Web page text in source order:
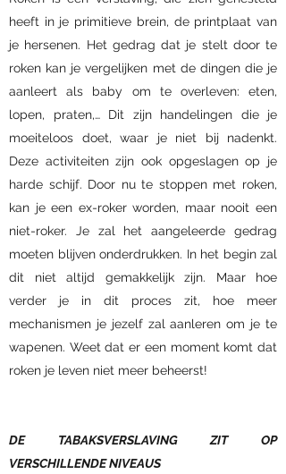
heeft in je primitieve brein, de printplaat van
je hersenen. Het gedrag dat je stelt door te
roken kan je vergelijken met de dingen die je
aanleert als baby om te overleven: eten,
lopen, praten,… Dit zijn handelingen die je
moeiteloos doet, waar je niet bij nadenkt.
Deze activiteiten zijn ook opgeslagen op je
harde schijf. Door nu te stoppen met roken,
kan je een ex-roker worden, maar nooit een
niet-roker. Je zal het aangeleerde gedrag
moeten blijven onderdrukken. In het begin zal
dit niet altijd gemakkelijk zijn. Maar hoe
verder je in dit proces zit, hoe meer
mechanismen je jezelf zal aanleren om je te
wapenen. Weet dat er een moment komt dat
roken je leven niet meer beheerst!
DE TABAKSVERSLAVING ZIT OP
VERSCHILLENDE NIVEAUS